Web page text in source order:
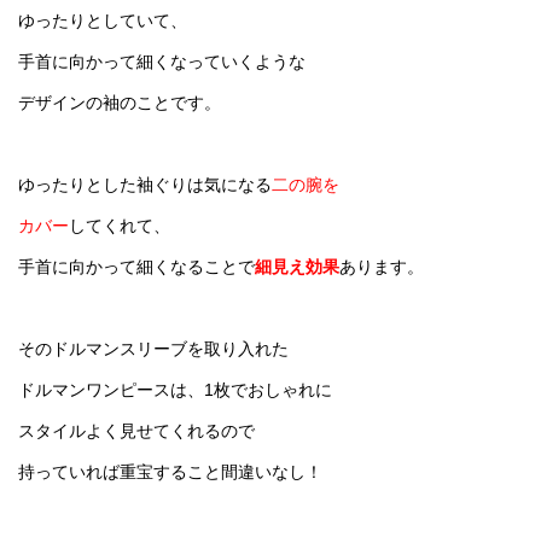
ゆったりとしていて、
手首に向かって細くなっていくような
デザインの袖のことです。
ゆったりとした袖ぐりは気になる二の腕を
カバー してくれて、
手首に向かって細くなることで細見え効果あります。
そのドルマンスリーブを取り入れた
ドルマンワンピースは、1枚でおしゃれに
スタイルよく見せてくれるので
持っていれば重宝すること間違いなし！